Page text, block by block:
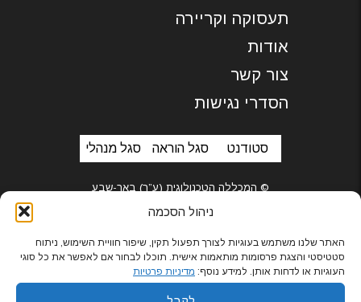
ניהול הסכמה
האתר שלנו משתמש בעוגיות לצורך תפעול תקין, שיפור חוויית השימוש, ניתוח
סטטיסטי והצגת פרסומות מותאמות אישית. תוכלו לבחור אם לאפשר את כל סוגי
העוגיות או לדחות אותן. למידע נוסף: מדיניות פרטיות
תעסוקה וקריירה
אודות
צור קשר
הסדרי נגישות
סטודנט סגל הוראה סגל מנהלי
© המכללה הטכנולוגית (ע”ר) באר-שבע
בניית אתרים